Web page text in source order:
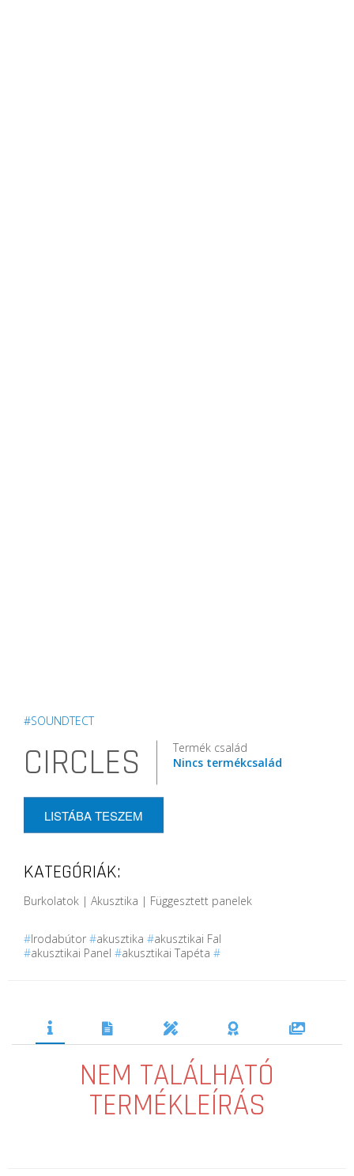
#SOUNDTECT
CIRCLES
Termék család
Nincs termékcsalád
LISTÁBA TESZEM
KATEGÓRIÁK:
Burkolatok | Akusztika | Függesztett panelek
#Irodabútor #akusztika #akusztikai Fal
#akusztikai Panel #akusztikai Tapéta #
NEM TALÁLHATÓ
TERMÉKLEÍRÁS